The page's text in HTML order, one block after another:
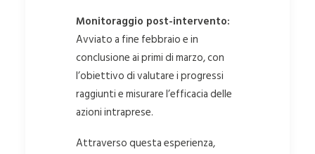
Monitoraggio post-intervento:
Avviato a fine febbraio e in
conclusione ai primi di marzo, con
l’obiettivo di valutare i progressi
raggiunti e misurare l’efficacia delle
azioni intraprese.
Attraverso questa esperienza,